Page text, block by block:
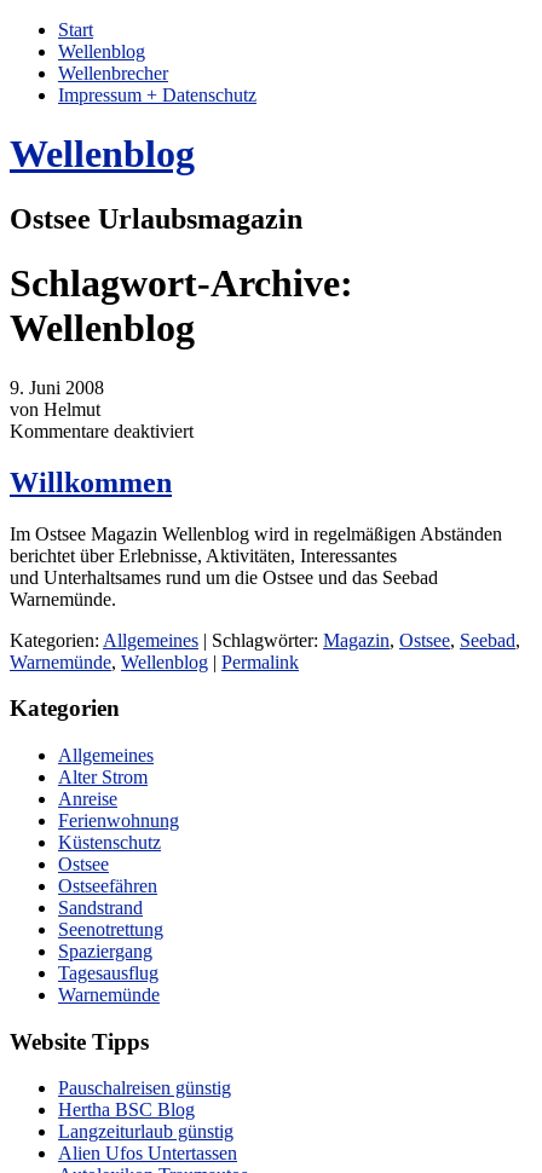
Start
Wellenblog
Wellenbrecher
Impressum + Datenschutz
Wellenblog
Ostsee Urlaubsmagazin
Schlagwort-Archive:
Wellenblog
9. Juni 2008
von Helmut
Kommentare deaktiviertfür
Willkommen
Im Ostsee Magazin Wellenblog wird in regelmäßigen Abständen
berichtet über Erlebnisse, Aktivitäten, Interessantes
und Unterhaltsames rund um die Ostsee und das Seebad
Warnemünde.
Kategorien: Allgemeines | Schlagwörter: Magazin, Ostsee, Seebad,
Warnemünde, Wellenblog | Permalink
Kategorien
Allgemeines
Alter Strom
Anreise
Ferienwohnung
Küstenschutz
Ostsee
Ostseefähren
Sandstrand
Seenotrettung
Spaziergang
Tagesausflug
Warnemünde
Website Tipps
Pauschalreisen günstig
Hertha BSC Blog
Langzeiturlaub günstig
Alien Ufos Untertassen